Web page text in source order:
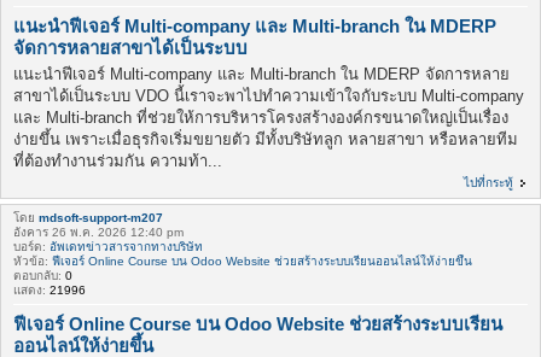
แนะนำฟีเจอร์ Multi-company และ Multi-branch ใน MDERP
จัดการหลายสาขาได้เป็นระบบ
แนะนำฟีเจอร์ Multi-company และ Multi-branch ใน MDERP จัดการหลาย
สาขาได้เป็นระบบ VDO นี้เราจะพาไปทำความเข้าใจกับระบบ Multi-company
และ Multi-branch ที่ช่วยให้การบริหารโครงสร้างองค์กรขนาดใหญ่เป็นเรื่อง
ง่ายขึ้น เพราะเมื่อธุรกิจเริ่มขยายตัว มีทั้งบริษัทลูก หลายสาขา หรือหลายทีม
ที่ต้องทำงานร่วมกัน ความท้า...
ไปที่กระทู้
โดย mdsoft-support-m207
อังคาร 26 พ.ค. 2026 12:40 pm
บอร์ด: อัพเดทข่าวสารจากทางบริษัท
หัวข้อ: ฟีเจอร์ Online Course บน Odoo Website ช่วยสร้างระบบเรียนออนไลน์ให้ง่ายขึ้น
ตอบกลับ: 0
แสดง: 21996
ฟีเจอร์ Online Course บน Odoo Website ช่วยสร้างระบบเรียน
ออนไลน์ให้ง่ายขึ้น